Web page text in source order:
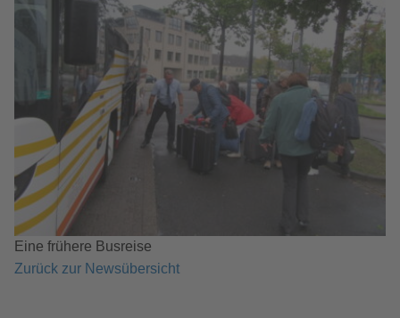
Eine frühere Busreise
Zurück zur Newsübersicht